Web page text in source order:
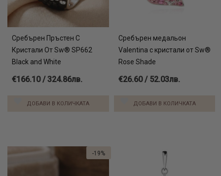
Сребърен Пръстен С
Кристали От Sw® SP662
Black and White
€166.10 / 324.86лв.
ДОБАВИ В КОЛИЧКАТА
Сребърен медальон
Valentina с кристали от Sw®
Rose Shade
€26.60 / 52.03лв.
ДОБАВИ В КОЛИЧКАТА
-19%